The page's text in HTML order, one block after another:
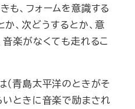
も、フォームを意識する
、次どうするとか、意
楽がなくても走れるこ
（青島太平洋のときがそ
いときに音楽で励まされ